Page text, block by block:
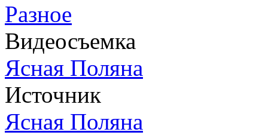
Старт 20-го сезона литературной
иностранной литературы
Разное
Видеосъемка
Ясная Поляна
Источник
Ясная Поляна